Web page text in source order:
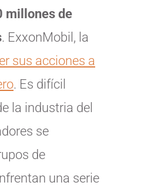
millones de
. ExxonMobil, la
sus acciones a
. Es difícil
la industria del
se
de
una serie